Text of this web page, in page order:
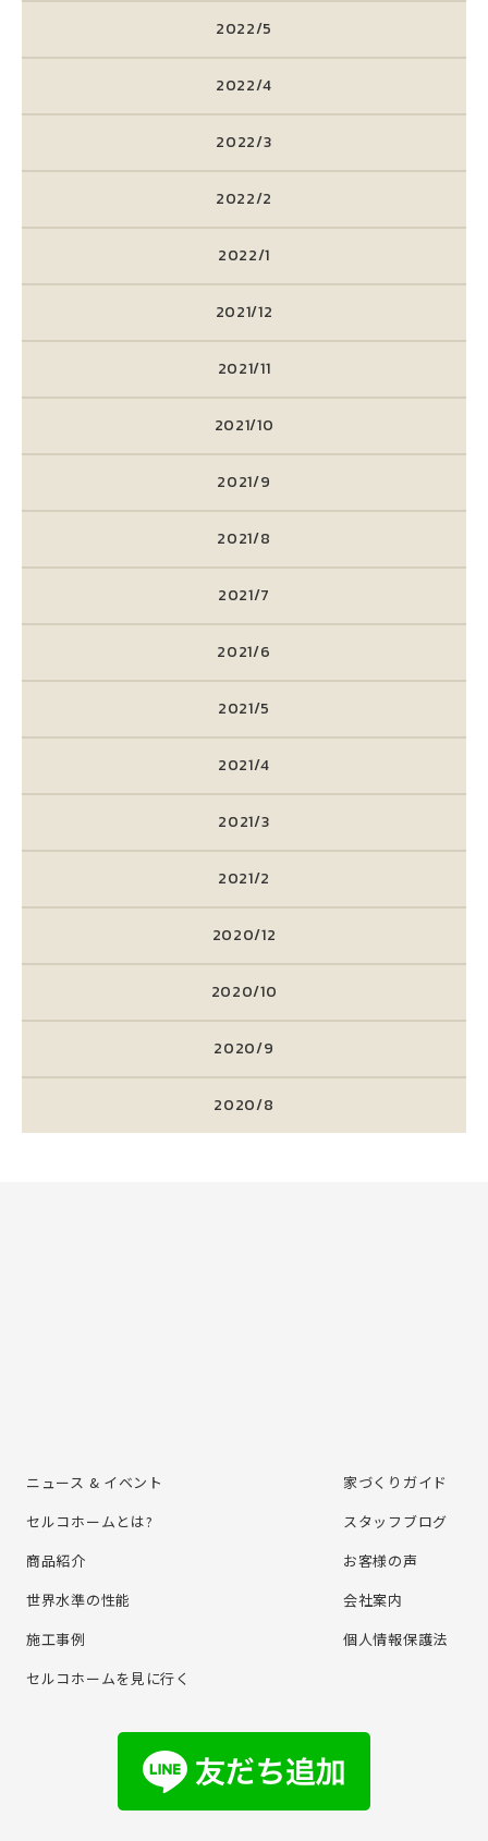
2022/5
2022/4
2022/3
2022/2
2022/1
2021/12
2021/11
2021/10
2021/9
2021/8
2021/7
2021/6
2021/5
2021/4
2021/3
2021/2
2020/12
2020/10
2020/9
2020/8
ニュース & イベント
セルコホームとは?
商品紹介
世界水準の性能
施⼯事例
セルコホームを⾒に⾏く
家づくりガイド
スタッフブログ
お客様の声
会社案内
個⼈情報保護法